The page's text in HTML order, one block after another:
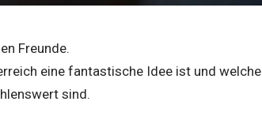
Freunde.
eine fantastische Idee ist und welche
sind.